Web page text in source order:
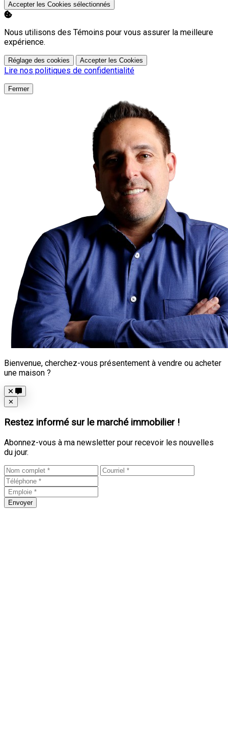
Accepter les Cookies sélectionnés
Nous utilisons des Témoins pour vous assurer la meilleure
expérience.
Réglage des cookies Accepter les Cookies
Lire nos politiques de confidentialité
Fermer
Bienvenue, cherchez-vous présentement à vendre ou acheter
une maison ?
Close
✕
Restez informé sur le marché immobilier !
Abonnez-vous à ma newsletter pour recevoir les nouvelles
du jour.
Envoyer